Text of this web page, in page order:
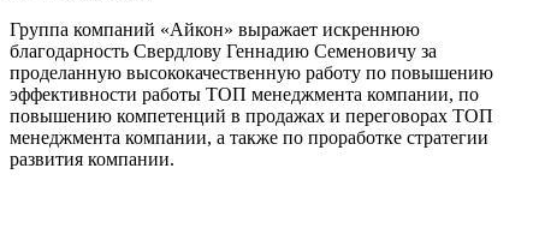
Группа компаний «Айкон» выражает искреннюю
благодарность Свердлову Геннадию Семеновичу за
проделанную высококачественную работу по повышению
эффективности работы ТОП менеджмента компании, по
повышению компетенций в продажах и переговорах ТОП
менеджмента компании, а также по проработке стратегии
развития компании.